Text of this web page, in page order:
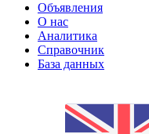
Объявления
О нас
Аналитика
Справочник
База данных